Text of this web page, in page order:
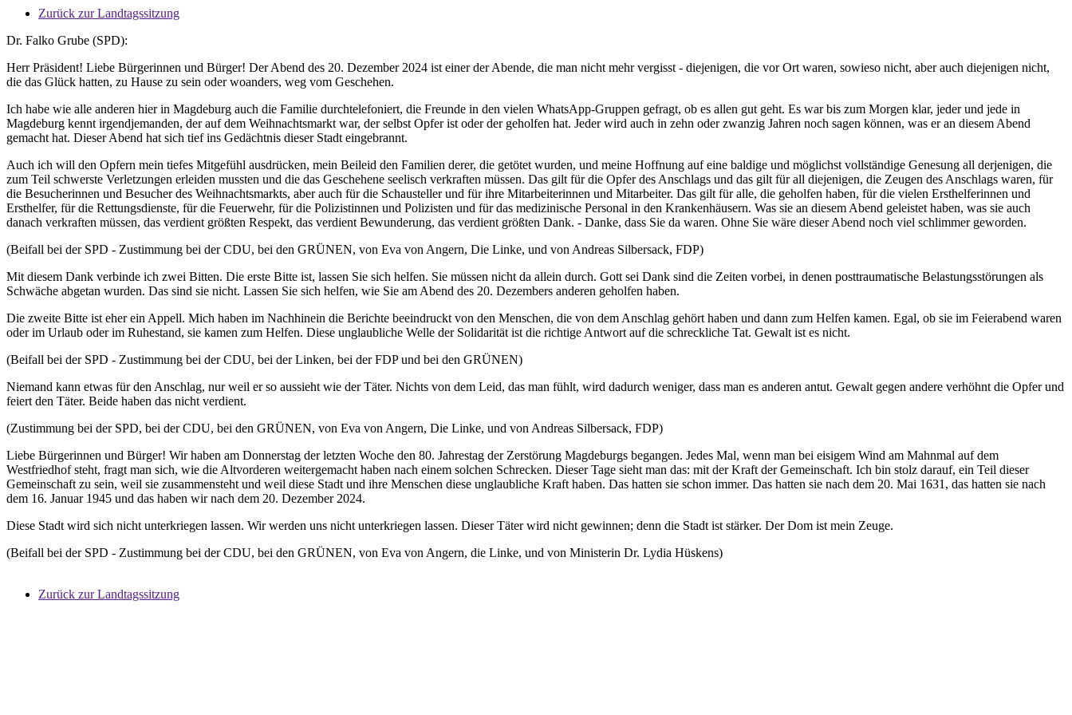
Zurück zur Landtagssitzung
Dr. Falko Grube (SPD):
Herr Präsident! Liebe Bürgerinnen und Bürger! Der Abend des 20. Dezember 2024 ist einer der Abende, die man nicht mehr vergisst - diejenigen, die vor Ort waren, sowieso nicht, aber auch diejenigen nicht,
die das Glück hatten, zu Hause zu sein oder woanders, weg vom Geschehen.
Ich habe wie alle anderen hier in Magdeburg auch die Familie durchtelefoniert, die Freunde in den vielen WhatsApp-Gruppen gefragt, ob es allen gut geht. Es war bis zum Morgen klar, jeder und jede in
Magdeburg kennt irgendjemanden, der auf dem Weihnachtsmarkt war, der selbst Opfer ist oder der geholfen hat. Jeder wird auch in zehn oder zwanzig Jahren noch sagen können, was er an diesem Abend
gemacht hat. Dieser Abend hat sich tief ins Gedächtnis dieser Stadt eingebrannt.
Auch ich will den Opfern mein tiefes Mitgefühl ausdrücken, mein Beileid den Familien derer, die getötet wurden, und meine Hoffnung auf eine baldige und möglichst vollständige Genesung all derjenigen, die
zum Teil schwerste Verletzungen erleiden mussten und die das Geschehene seelisch verkraften müssen. Das gilt für die Opfer des Anschlags und das gilt für all diejenigen, die Zeugen des Anschlags waren, für
die Besucherinnen und Besucher des Weihnachtsmarkts, aber auch für die Schausteller und für ihre Mitarbeiterinnen und Mitarbeiter. Das gilt für alle, die geholfen haben, für die vielen Ersthelferinnen und
Ersthelfer, für die Rettungsdienste, für die Feuerwehr, für die Polizistinnen und Polizisten und für das medizinische Personal in den Krankenhäusern. Was sie an diesem Abend geleistet haben, was sie auch
danach verkraften müssen, das verdient größten Respekt, das verdient Bewunderung, das verdient größten Dank. - Danke, dass Sie da waren. Ohne Sie wäre dieser Abend noch viel schlimmer geworden.
(Beifall bei der SPD - Zustimmung bei der CDU, bei den GRÜNEN, von Eva von Angern, Die Linke, und von Andreas Silbersack, FDP)
Mit diesem Dank verbinde ich zwei Bitten. Die erste Bitte ist, lassen Sie sich helfen. Sie müssen nicht da allein durch. Gott sei Dank sind die Zeiten vorbei, in denen posttraumatische Belastungsstörungen als
Schwäche abgetan wurden. Das sind sie nicht. Lassen Sie sich helfen, wie Sie am Abend des 20. Dezembers anderen geholfen haben.
Die zweite Bitte ist eher ein Appell. Mich haben im Nachhinein die Berichte beeindruckt von den Menschen, die von dem Anschlag gehört haben und dann zum Helfen kamen. Egal, ob sie im Feierabend waren
oder im Urlaub oder im Ruhestand, sie kamen zum Helfen. Diese unglaubliche Welle der Solidarität ist die richtige Antwort auf die schreckliche Tat. Gewalt ist es nicht.
(Beifall bei der SPD - Zustimmung bei der CDU, bei der Linken, bei der FDP und bei den GRÜNEN)
Niemand kann etwas für den Anschlag, nur weil er so aussieht wie der Täter. Nichts von dem Leid, das man fühlt, wird dadurch weniger, dass man es anderen antut. Gewalt gegen andere verhöhnt die Opfer und
feiert den Täter. Beide haben das nicht verdient.
(Zustimmung bei der SPD, bei der CDU, bei den GRÜNEN, von Eva von Angern, Die Linke, und von Andreas Silbersack, FDP)
Liebe Bürgerinnen und Bürger! Wir haben am Donnerstag der letzten Woche den 80. Jahrestag der Zerstörung Magdeburgs begangen. Jedes Mal, wenn man bei eisigem Wind am Mahnmal auf dem
Westfriedhof steht, fragt man sich, wie die Altvorderen weitergemacht haben nach einem solchen Schrecken. Dieser Tage sieht man das: mit der Kraft der Gemeinschaft. Ich bin stolz darauf, ein Teil dieser
Gemeinschaft zu sein, weil sie zusammensteht und weil diese Stadt und ihre Menschen diese unglaubliche Kraft haben. Das hatten sie schon immer. Das hatten sie nach dem 20. Mai 1631, das hatten sie nach
dem 16. Januar 1945 und das haben wir nach dem 20. Dezember 2024.
Diese Stadt wird sich nicht unterkriegen lassen. Wir werden uns nicht unterkriegen lassen. Dieser Täter wird nicht gewinnen; denn die Stadt ist stärker. Der Dom ist mein Zeuge.
(Beifall bei der SPD - Zustimmung bei der CDU, bei den GRÜNEN, von Eva von Angern, die Linke, und von Ministerin Dr. Lydia Hüskens)
Zurück zur Landtagssitzung